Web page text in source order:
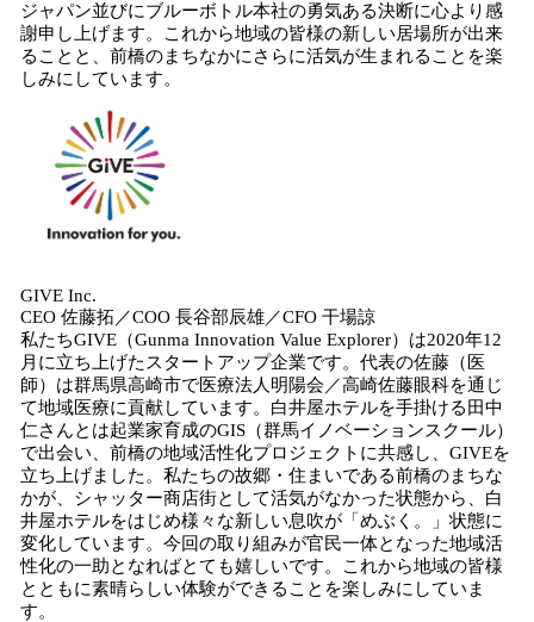
ジャパン並びにブルーボトル本社の勇気ある決断に心より感
謝申し上げます。これから地域の皆様の新しい居場所が出来
ることと、前橋のまちなかにさらに活気が生まれることを楽
しみにしています。
GIVE Inc.
CEO 佐藤拓／COO 長谷部辰雄／CFO 干場諒
私たちGIVE（Gunma Innovation Value Explorer）は2020年12
月に立ち上げたスタートアップ企業です。代表の佐藤（医
師）は群馬県高崎市で医療法人明陽会／高崎佐藤眼科を通じ
て地域医療に貢献しています。白井屋ホテルを手掛ける田中
仁さんとは起業家育成のGIS（群馬イノベーションスクール）
で出会い、前橋の地域活性化プロジェクトに共感し、GIVEを
立ち上げました。私たちの故郷・住まいである前橋のまちな
かが、シャッター商店街として活気がなかった状態から、白
井屋ホテルをはじめ様々な新しい息吹が「めぶく。」状態に
変化しています。今回の取り組みが官民一体となった地域活
性化の一助となればとても嬉しいです。これから地域の皆様
とともに素晴らしい体験ができることを楽しみにしていま
す。